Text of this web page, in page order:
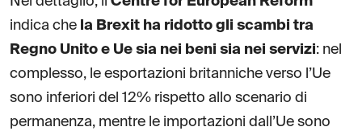
indica che la Brexit ha ridotto gli scambi tra
Regno Unito e Ue sia nei beni sia nei servizi: nel
complesso, le esportazioni britanniche verso l’Ue
sono inferiori del 12% rispetto allo scenario di
permanenza, mentre le importazioni dall’Ue sono